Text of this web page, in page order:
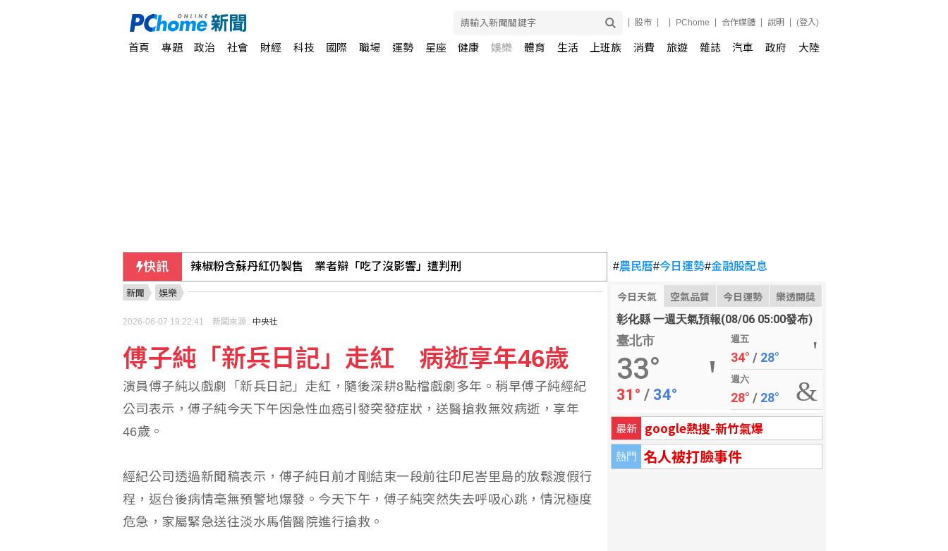
股市 PChome 合作媒體 說明 (登入)
首頁 專題 政治 社會 財經 科技 國際 職場 運勢 星座 健康 娛樂 體育 生活 上班族 消費 旅遊 雜誌 汽車 政府 大陸
快訊 辣椒粉含蘇丹紅仍製售 業者辯「吃了沒影響」遭判刑
林世嘉：台灣再生醫療應強化委託製造 爭取全球訂單
卓榮泰：維護台灣文化環境發展 持續爭取預算
#農民曆#今日運勢#金融股配息
今日天氣 空氣品質 今日運勢 樂透開獎
彰化縣 一週天氣預報(08/06 05:00發布)
臺北市
33°
31° / 34°
週五
34° / 28°
週六
28° / 28°
最新 google熱搜-新竹氣爆
熱門 名人被打臉事件
新聞 娛樂
2026-06-07 19:22:41 新聞來源 : 中央社
傅子純「新兵日記」走紅 病逝享年46歲
演員傅子純以戲劇「新兵日記」走紅，隨後深耕8點檔戲劇多年。稍早傅子純經紀
公司表示，傅子純今天下午因急性血癌引發突發症狀，送醫搶救無效病逝，享年
46歲。
經紀公司透過新聞稿表示，傅子純日前才剛結束一段前往印尼峇里島的放鬆渡假行
程，返台後病情毫無預警地爆發。今天下午，傅子純突然失去呼吸心跳，情況極度
危急，家屬緊急送往淡水馬偕醫院進行搶救。